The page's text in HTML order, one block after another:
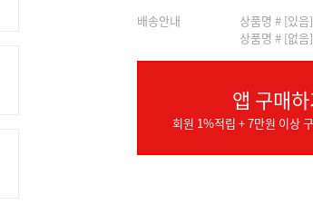
배송안내
상품명 # [있
상품명 # [없
앱 구매
회원 1%적립 + 7만원 이상